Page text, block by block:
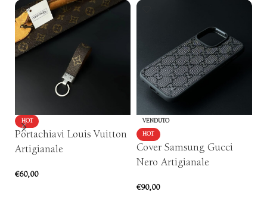
HOT
Portachiavi Louis Vuitton
Artigianale
€60,00
VENDUTO
HOT
Cover Samsung Gucci
Nero Artigianale
€90,00